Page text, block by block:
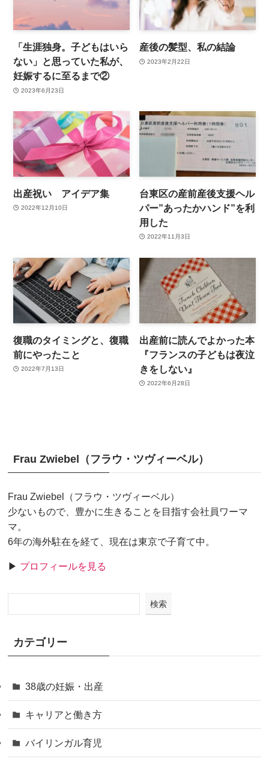
「生涯独身。子どもはいら
ない」と思っていた私が、
妊娠するに至るまで②
2023年6月23日
産後の髪型、私の結論
2023年2月22日
出産祝い アイデア集
2022年12月10日
台東区の産前産後支援ヘル
パー”あったかハンド”を利
用した
2022年11月3日
復職のタイミングと、復職
前にやったこと
2022年7月13日
出産前に読んでよかった本
『フランスの子どもは夜泣
きをしない』
2022年6月28日
Frau Zwiebel（フラウ・ツヴィーベル）
Frau Zwiebel（フラウ・ツヴィーベル）
少ないもので、豊かに生きることを目指す会社員ワーマ
マ。
6年の海外駐在を経て、現在は東京で子育て中。
▶ プロフィールを見る
検索
カテゴリー
38歳の妊娠・出産
キャリアと働き方
バイリンガル育児